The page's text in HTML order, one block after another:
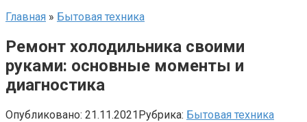
Главная » Бытовая техника
Ремонт холодильника своими
руками: основные моменты и
диагностика
Опубликовано: 21.11.2021Рубрика: Бытовая техника